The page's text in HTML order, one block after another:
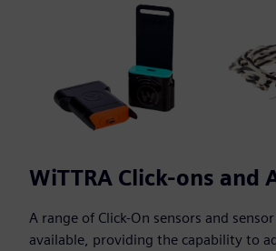
WiTTRA Click-ons and
A range of Click-On sensors and
available, providing the capability to